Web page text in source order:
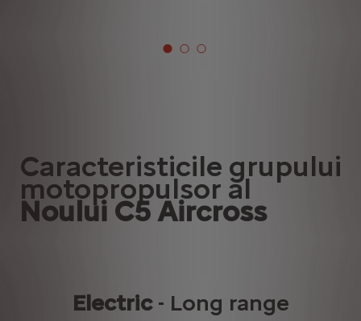
Caracteristicile grupului
motopropulsor al
Noului C5 Aircross
Electric- Long range